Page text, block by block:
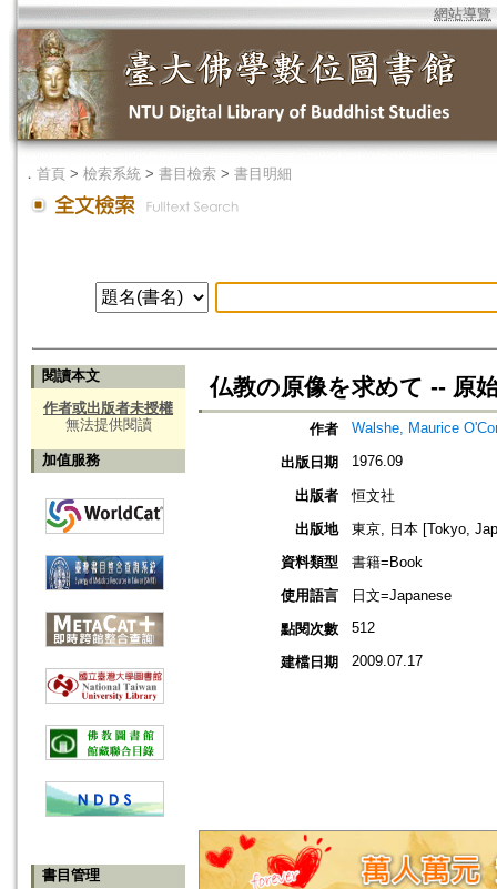
網站導覽
． 首頁 > 檢索系統 > 書目檢索 > 書目明細
閱讀本文
作者或出版者未授權
無法提供閱讀
加值服務
書目管理
仏教の原像を求めて -- 原
作者 Walshe, Maurice
出版日期 1976.09
出版者
恒文社
出版地
東京, 日本 [Tokyo,
資料類型
書籍=Book
使用語言
日文=Japanese
點閱次數
512
建檔日期 2009.07.17